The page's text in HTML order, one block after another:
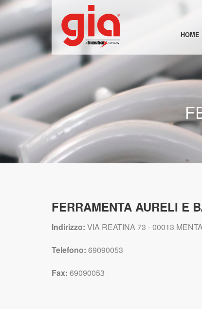
HOME
FERRAMENTA AURELI E
Indirizzo: VIA REATINA 73 - 00013
Telefono: 69090053
Fax: 69090053